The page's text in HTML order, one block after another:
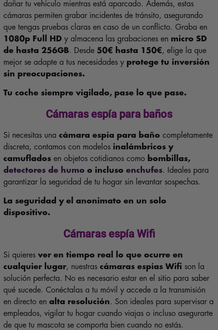
dañar tu vehículo mientras está aparcado. Además, estas
cámaras permiten grabar incidentes de tránsito, asegurando
que tengas pruebas claras en caso de un conflicto. Graba en
1080p Full HDy almacena las grabaciones en micro SD
de hasta 256GB. Desde 50€ hasta 150€, elige la que
mejor se adapte a tus necesidades y protege tu inversión
sin preocupaciones.
Tu coche siempre vigilado, pase lo que pase.
Cámaras espía para baños
Si necesitas una cámara espía para baño completamente
discreta, contamos con modelos inalámbricos y
camufladosen objetos cotidianos como bombillas,
detectores de humo o incluso enchufes. Ideales para
garantizar la seguridad de tu hogar sin levantar sospechas.
La seguridad y el anonimato en un solo
dispositivo.
Cámaras espía Wifi
Si quieres ver en tiempo real lo que ocurre en
cualquier lugar, nuestras cámaras espías Wifi son la
solución perfecta. No es necesario estar en el sitio para saber
qué sucede. Conéctalas a tu móvil y accede a la transmisión
en directo en alta resolución. Son ideales para supervisar a
empleados, vigilar tu hogar cuando viajas o incluso asegurarte
de que tu mascota se comporta bien cuando no estás.